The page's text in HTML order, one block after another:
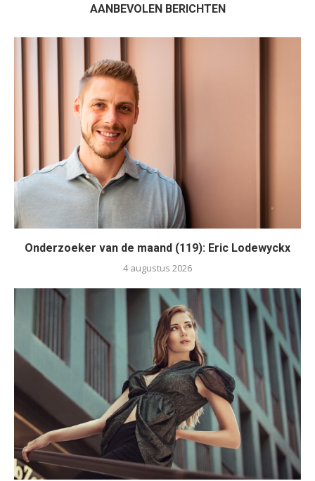
AANBEVOLEN BERICHTEN
Onderzoeker van de maand (119): Eric Lodewyckx
4 augustus 2026